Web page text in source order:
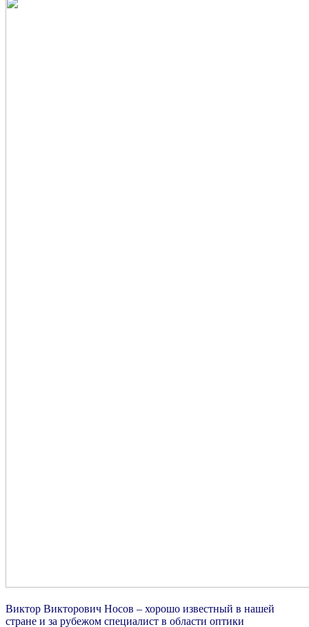
Виктор Викторович Носов – хорошо известный в нашей
стране и за рубежом специалист в области оптики